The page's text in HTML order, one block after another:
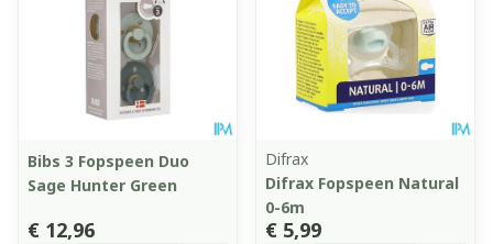
Bibs 3 Fopspeen Duo
Sage Hunter Green
€ 12,96
Difrax
Difrax Fopspeen Natural
0-6m
€ 5,99